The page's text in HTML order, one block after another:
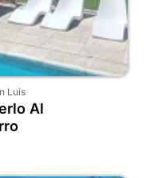
Luis
Al